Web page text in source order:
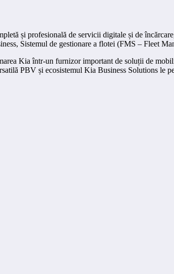
și profesională de servicii digitale și de
Sistemul de gestionare a flotei (FMS – Fleet
Kia într-un furnizor important de soluții de
PBV și ecosistemul Kia Business Solutions le